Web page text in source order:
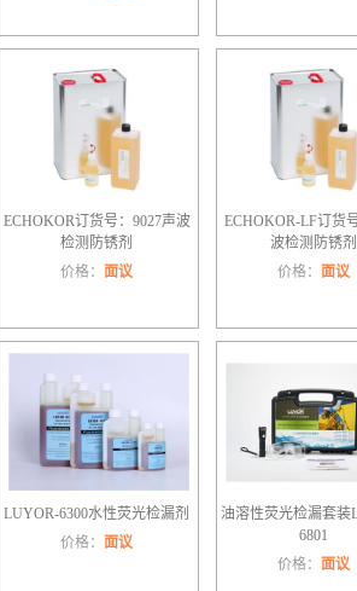
ECHOKOR订货号：9027声波
检测防锈剂
价格： 面议
ECHOKOR-LF订货
波检测防锈剂
价格： 面议
LUYOR-6300水性荧光检漏剂
价格： 面议
油溶性荧光检漏套装
6801
价格： 面议